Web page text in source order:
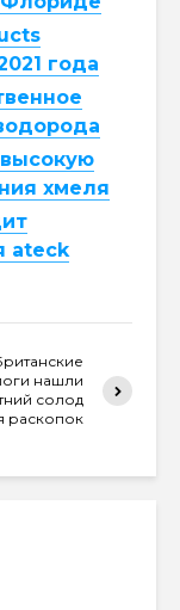
года
хмеля
ateck
нашли
солод
раскопок